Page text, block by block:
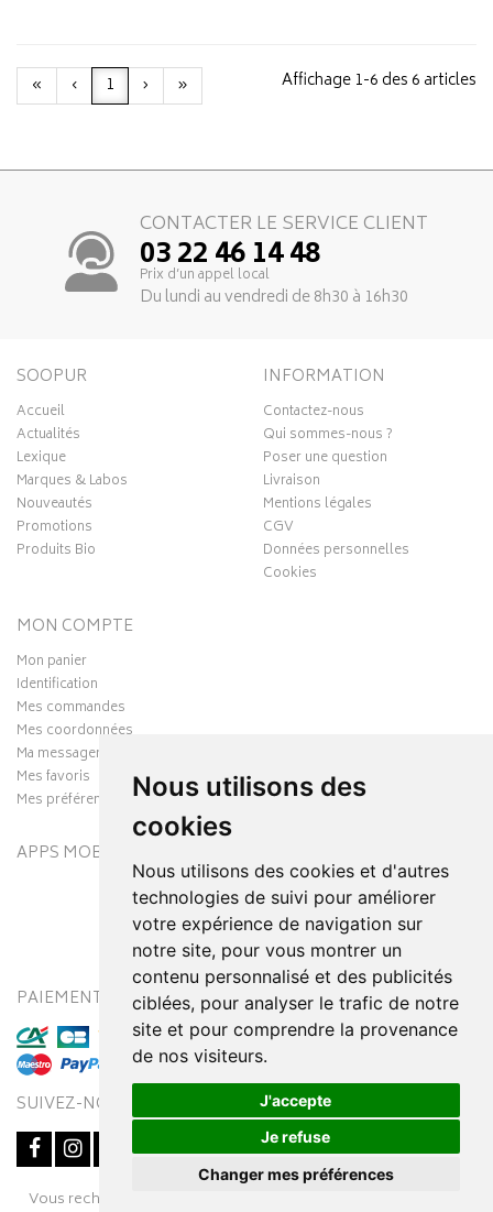
Nous utilisons des
cookies
Nous utilisons des cookies et d'autres
technologies de suivi pour améliorer
votre expérience de navigation sur
notre site, pour vous montrer un
contenu personnalisé et des publicités
ciblées, pour analyser le trafic de notre
site et pour comprendre la provenance
de nos visiteurs.
J'accepte
Je refuse
Changer mes préférences
« ‹ 1 › » Affichage 1-6 des 6 articles
CONTACTER LE SERVICE CLIENT
03 22 46 14 48
Prix d’un appel local
Du lundi au vendredi de 8h30 à 16h30
SOOPUR
Accueil
Actualités
Lexique
Marques & Labos
Nouveautés
Promotions
Produits Bio
INFORMATION
Contactez-nous
Qui sommes-nous ?
Poser une question
Livraison
Mentions légales
CGV
Données personnelles
Cookies
MON COMPTE
Mon panier
Identification
Mes commandes
Mes coordonnées
Ma messagerie
Mes favoris
Mes préférences Cookies
APPS MOBILES
PAIEMENT SÉCURISÉ MODES DE LIVRAISON
SUIVEZ-NOUS SUR
Vous recherchez un médicament ? Découvrez la pharmacie en